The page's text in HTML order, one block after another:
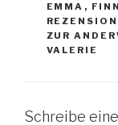
EMMA , FINN
REZENSION
ZUR
VALERIE
Schreibe